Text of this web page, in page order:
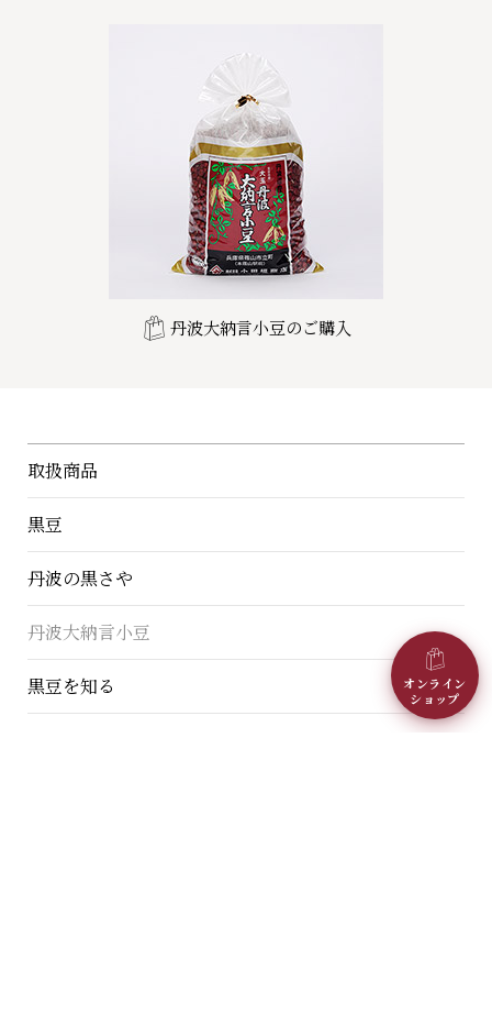
丹波大納言小豆のご購入
取扱商品
黒豆
丹波の黒さや
丹波大納言小豆
黒豆を知る
オンライン
ショップ